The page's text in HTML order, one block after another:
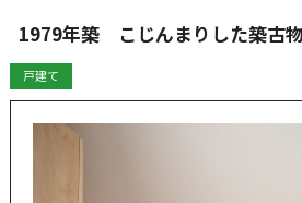
1979年築 こじんまりした築古
戸建て